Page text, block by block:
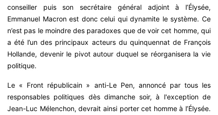
conseiller puis son secrétaire général adjoint à l’Élysée,
Emmanuel Macron est donc celui qui dynamite le système. Ce
n’est pas le moindre des paradoxes que de voir cet homme, qui
a été l’un des principaux acteurs du quinquennat de François
Hollande, devenir le pivot autour duquel se réorganisera la vie
politique.
Le « Front républicain » anti-Le Pen, annoncé par tous les
responsables politiques dès dimanche soir, à l'exception de
Jean-Luc Mélenchon, devrait ainsi porter cet homme à l’Élysée.